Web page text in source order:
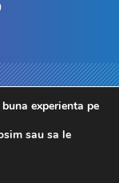
rezervate.
experienta pe
sau sa le